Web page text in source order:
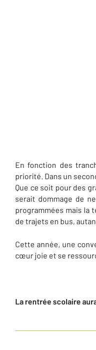
En fonction des
priorité. Dans un
Que ce soit pour des
serait dommage de
programmées mais la
de trajets en bus,
Cette année, une
cœur joie et se
La rentrée scolaire